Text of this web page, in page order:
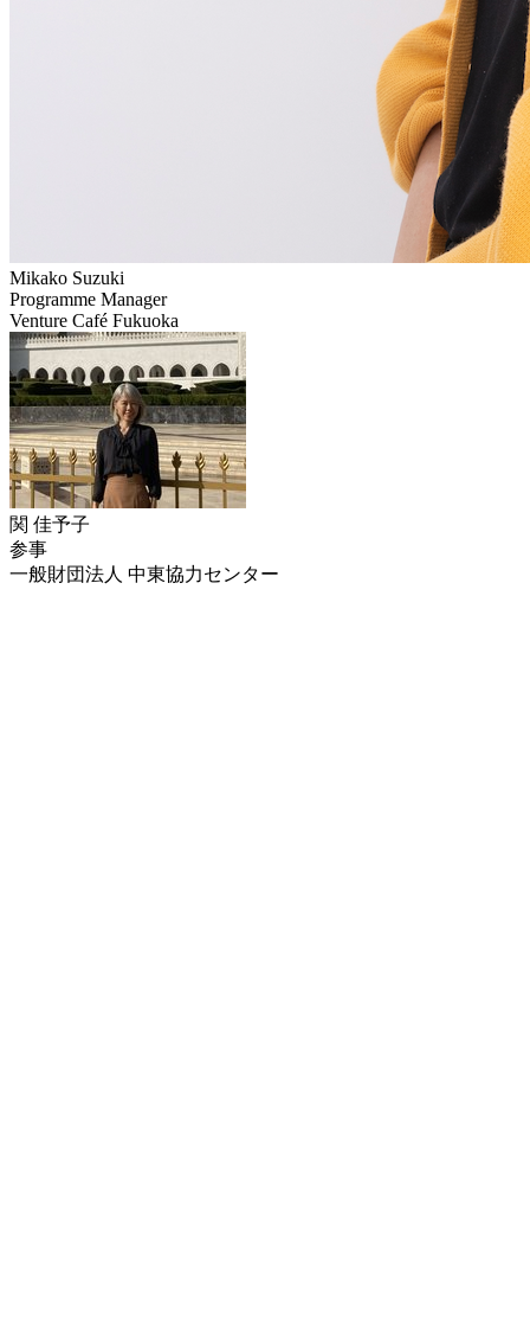
Mikako Suzuki
Programme Manager
Venture Café Fukuoka
関 佳予子
参事
一般財団法人 中東協力センター